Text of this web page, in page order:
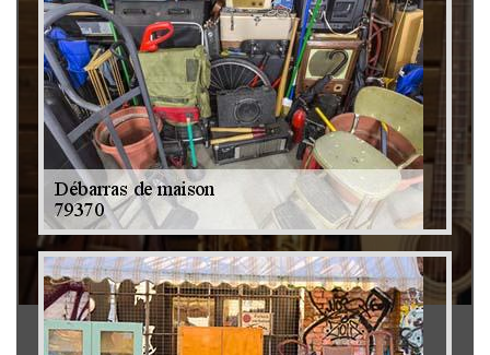
Rachat instrument de musique 79